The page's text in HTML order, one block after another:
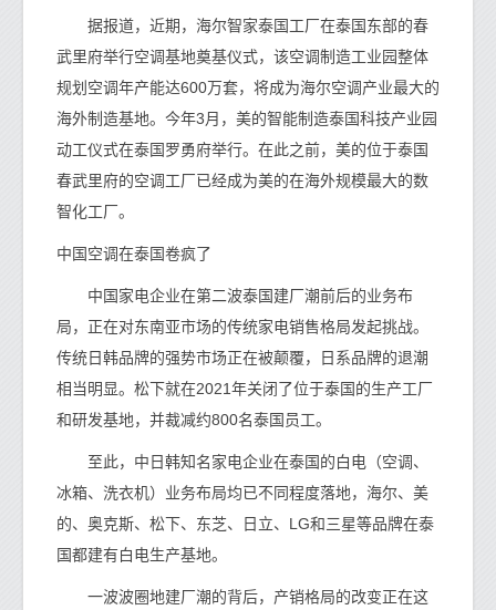
据报道，近期，海尔智家泰国工厂在泰国东部的春
武里府举行空调基地奠基仪式，该空调制造工业园整体
规划空调年产能达600万套，将成为海尔空调产业最大的
海外制造基地。今年3月，美的智能制造泰国科技产业园
动工仪式在泰国罗勇府举行。在此之前，美的位于泰国
春武里府的空调工厂已经成为美的在海外规模最大的数
智化工厂。
中国空调在泰国卷疯了
中国家电企业在第二波泰国建厂潮前后的业务布
局，正在对东南亚市场的传统家电销售格局发起挑战。
传统日韩品牌的强势市场正在被颠覆，日系品牌的退潮
相当明显。松下就在2021年关闭了位于泰国的生产工厂
和研发基地，并裁减约800名泰国员工。
至此，中日韩知名家电企业在泰国的白电（空调、
冰箱、洗衣机）业务布局均已不同程度落地，海尔、美
的、奥克斯、松下、东芝、日立、LG和三星等品牌在泰
国都建有白电生产基地。
一波波圈地建厂潮的背后，产销格局的改变正在这